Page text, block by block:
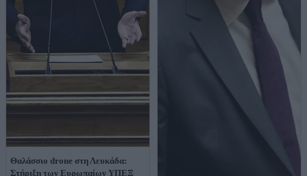
Θαλάσσιο drone στη Λευκάδα:
Στήριξη των Ευρωπαίων ΥΠΕΞ